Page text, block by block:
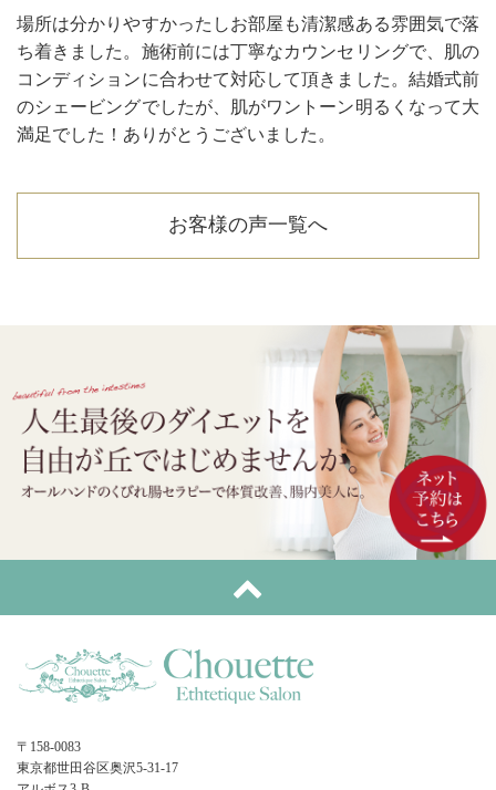
場所は分かりやすかったしお部屋も清潔感ある雰囲気で落
ち着きました。施術前には丁寧なカウンセリングで、肌の
コンディションに合わせて対応して頂きました。結婚式前
のシェービングでしたが、肌がワントーン明るくなって大
満足でした！ありがとうございました。
お客様の声一覧へ
〒158-0083
東京都世田谷区奥沢5-31-17